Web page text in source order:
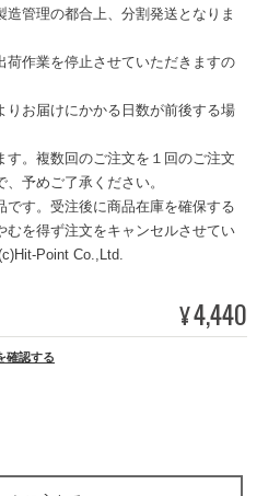
管理の都合上、分割発送となりま
作業を停止させていただきますの
お届けにかかる日数が前後する場
。複数回のご注文を１回のご注文
予めご了承ください。
す。受注後に商品在庫を確保する
むを得ず注文をキャンセルさせてい
Point Co.,Ltd.
¥4,440
確認する